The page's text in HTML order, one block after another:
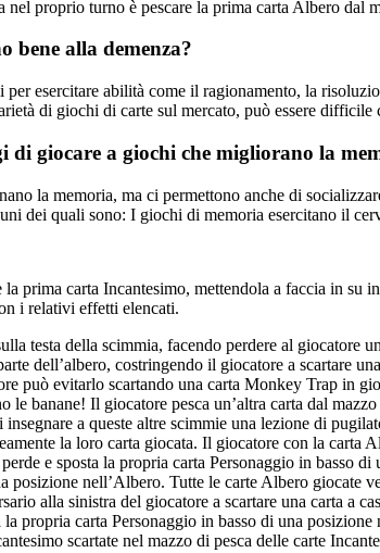
nel proprio turno è pescare la prima carta Albero
bene alla demenza?
esercitare abilità come il ragionamento, la
di giochi di carte sul mercato, può essere
di giocare a giochi che migliorano la
la memoria, ma ci permettono anche di
dei quali sono: I giochi di memoria esercitano il
prima carta Incantesimo, mettendola a faccia in su
i relativi effetti elencati.
testa della scimmia, facendo perdere al giocatore
dell’albero, costringendo il giocatore a scartare
può evitarlo scartando una carta Monkey Trap in
le banane! Il giocatore pesca un’altra carta dal
insegnare a queste altre scimmie una lezione di
la loro carta giocata. Il giocatore con la carta
e sposta la propria carta Personaggio in basso
posizione nell’Albero. Tutte le carte Albero giocate
alla sinistra del giocatore a scartare una carta a
propria carta Personaggio in basso di una
scartate nel mazzo di pesca delle carte